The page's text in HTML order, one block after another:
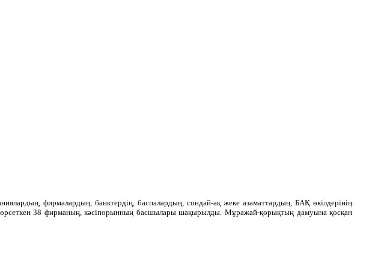
фирмалардың, банктердің, баспалардың, сондай-ақ жеке азаматтардың, БАҚ өкілдерінің
көрсеткен 38 фирманың, кәсіпорынның басшылары шақырылды. Мұражай-қорықтың дамуына қосқан